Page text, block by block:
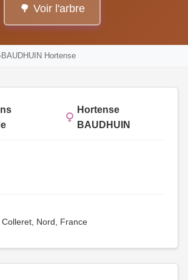
🌳 Voir l'arbre
BAUDHUIN Hortense
Hortense
BAUDHUIN
Nord, France